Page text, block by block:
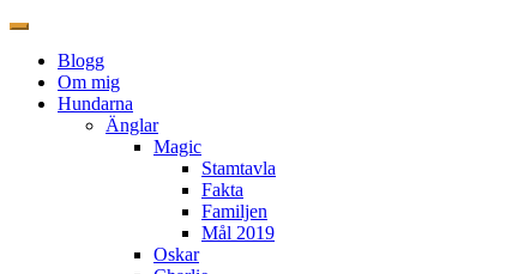
Blogg
Om mig
Hundarna
Änglar
Magic
Stamtavla
Fakta
Familjen
Mål 2019
Oskar